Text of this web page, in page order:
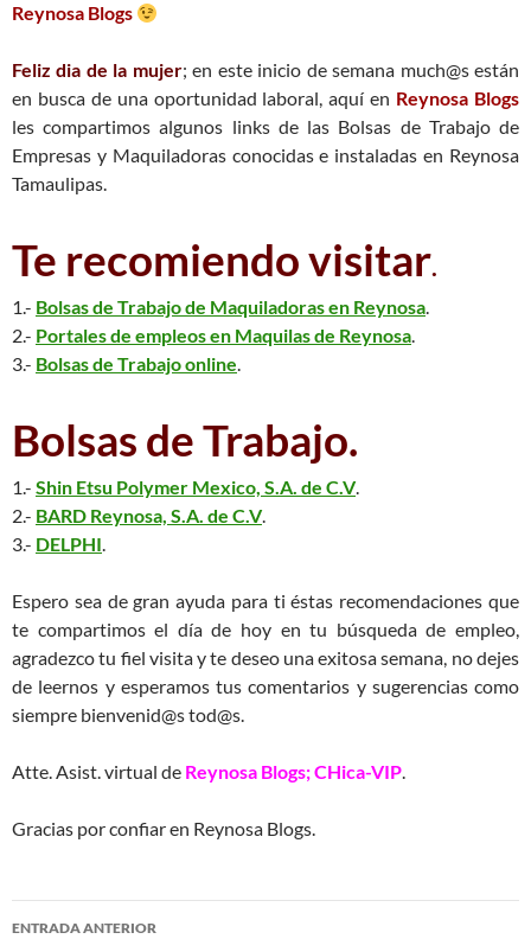
Reynosa Blogs
Feliz dia de la mujer; en este inicio de semana much@s están
en busca de una oportunidad laboral, aquí en Reynosa Blogs
les compartimos algunos links de las Bolsas de Trabajo de
Empresas y Maquiladoras conocidas e instaladas en Reynosa
Tamaulipas.
Te recomiendo visitar.
1.- Bolsas de Trabajo de Maquiladoras en Reynosa.
2.- Portales de empleos en Maquilas de Reynosa.
3.- Bolsas de Trabajo online.
Bolsas de Trabajo.
1.- Shin Etsu Polymer Mexico, S.A. de C.V.
2.- BARD Reynosa, S.A. de C.V.
3.- DELPHI.
Espero sea de gran ayuda para ti éstas recomendaciones que
te compartimos el día de hoy en tu búsqueda de empleo,
agradezco tu fiel visita y te deseo una exitosa semana, no dejes
de leernos y esperamos tus comentarios y sugerencias como
siempre bienvenid@s tod@s.
Atte. Asist. virtual de Reynosa Blogs; CHica-VIP.
Gracias por confiar en Reynosa Blogs.
Navegación
ENTRADA ANTERIOR